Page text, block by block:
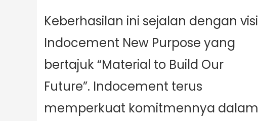
Keberhasilan ini sejalan dengan visi
Indocement New Purpose yang
bertajuk “Material to Build Our
Future”. Indocement terus
memperkuat komitmennya dalam